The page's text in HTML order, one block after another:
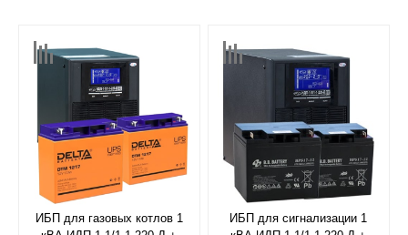
ИБП для газовых котлов 1
ИБП для сигнализации 1